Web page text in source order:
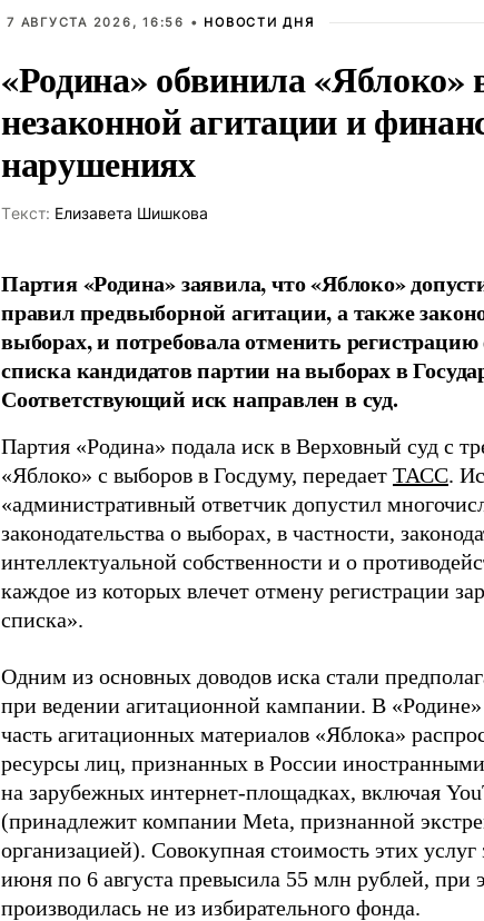
7 АВГУСТА 2026, 16:56 • НОВОСТИ ДНЯ
«Родина» обвинила «Яблоко»
незаконной агитации и
нарушениях
Tекст: Елизавета Шишкова
Партия «Родина» заявила, что «Яблоко»
правил предвыборной агитации, а также
выборах, и потребовала отменить регистрацию
списка кандидатов партии на выборах в
Соответствующий иск направлен в суд.
Партия «Родина» подала иск в Верховный суд с
«Яблоко» с выборов в Госдуму, передает ТАСС.
«административный ответчик допустил
законодательства о выборах, в частности,
интеллектуальной собственности и о
каждое из которых влечет отмену регистрации
списка».
Одним из основных доводов иска стали
при ведении агитационной кампании. В
часть агитационных материалов «Яблока»
ресурсы лиц, признанных в России
на зарубежных интернет-площадках, включая
(принадлежит компании Meta, признанной
организацией). Совокупная стоимость этих услуг
июня по 6 августа превысила 55 млн рублей, при
производилась не из избирательного фонда.